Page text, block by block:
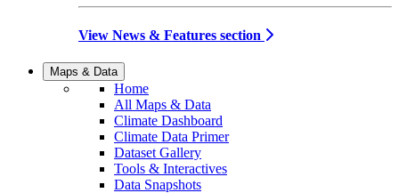
View News & Features section
Maps & Data
Home
All Maps & Data
Climate Dashboard
Climate Data Primer
Dataset Gallery
Tools & Interactives
Data Snapshots